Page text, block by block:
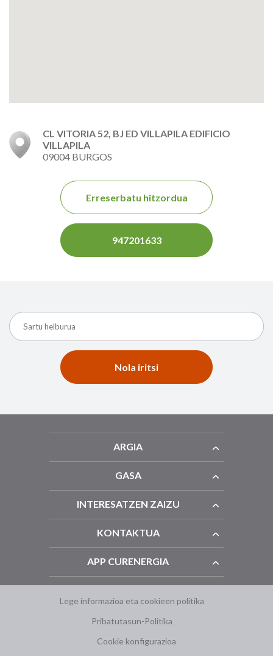
CL VITORIA 52, BJ ED VILLAPILA EDIFICIO
VILLAPILA
09004 BURGOS
Erreserbatu hitzordua
947201633
Nola iritsi
ARGIA
GASA
INTERESATZEN ZAIZU
KONTAKTUA
APP CURENERGIA
Lege informazioa eta cookieen politika
Pribatutasun-Politika
Cookie konfigurazioa